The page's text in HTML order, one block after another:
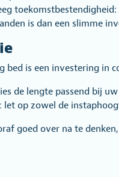
is dan een slimme
bed is een investering in
de lengte passend bij
let op zowel de
goed over na te